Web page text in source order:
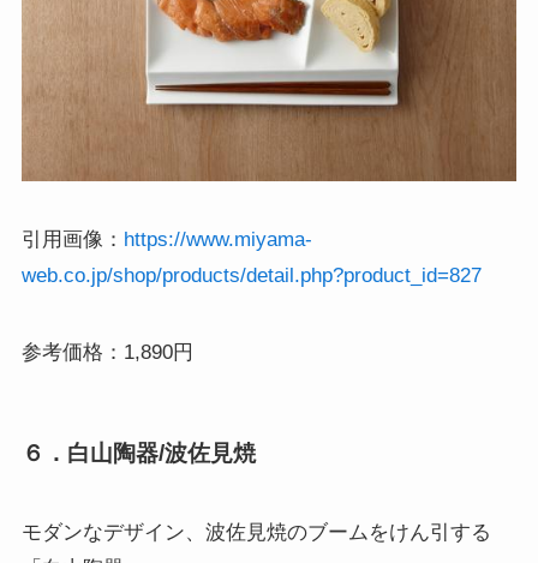
引用画像： https://www.miyama-
web.co.jp/shop/products/detail.php?product_id=827
参考価格：1,890円
６．白山陶器/波佐見焼
モダンなデザイン、波佐見焼のブームをけん引する